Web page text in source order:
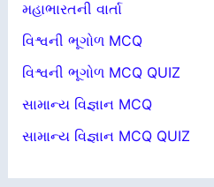
મહાભારતની વાર્તા
વિશ્વની ભૂગોળ MCQ
વિશ્વની ભૂગોળ MCQ QUIZ
સામાન્ય વિજ્ઞાન MCQ
સામાન્ય વિજ્ઞાન MCQ QUIZ